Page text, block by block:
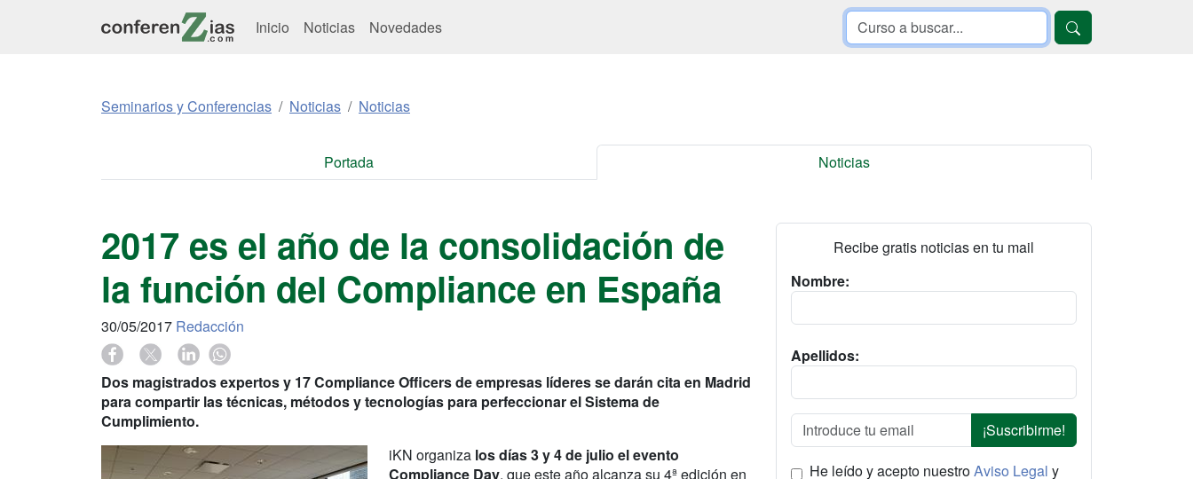
Inicio Noticias Novedades
Seminarios y Conferencias Noticias Noticias
Portada Noticias
2017 es el año de la consolidación de
la función del Compliance en España
30/05/2017 Redacción
Dos magistrados expertos y 17 Compliance Officers de empresas líderes se darán cita en Madrid
para compartir las técnicas, métodos y tecnologías para perfeccionar el Sistema de
Cumplimiento.
iKN organiza los días 3 y 4 de julio el evento
Compliance Day, que este año alcanza su 4ª edición en
Recibe gratis noticias en tu mail
Nombre:
Apellidos:
¡Suscribirme!
He leído y acepto nuestroAviso Legal y